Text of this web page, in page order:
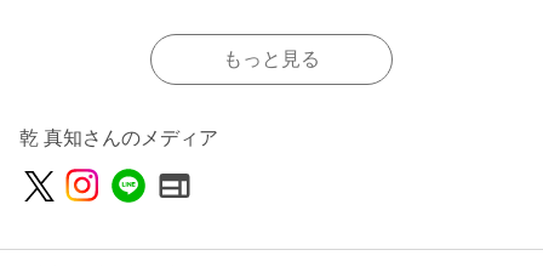
もっと見る
乾 真知さんのメディア